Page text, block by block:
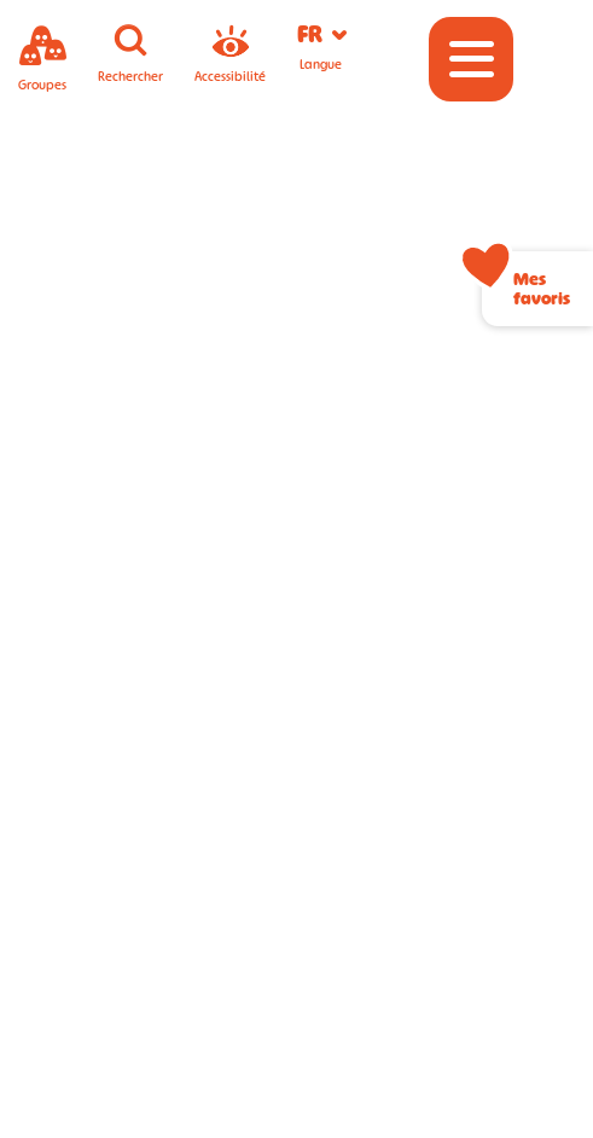
Groupes Rechercher Accessibilité
FR
Langue
Mes
favoris